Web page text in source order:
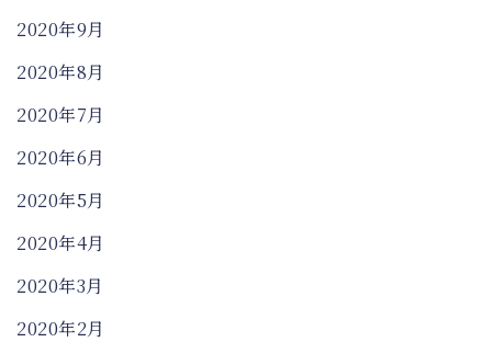
2020年9月
2020年8月
2020年7月
2020年6月
2020年5月
2020年4月
2020年3月
2020年2月